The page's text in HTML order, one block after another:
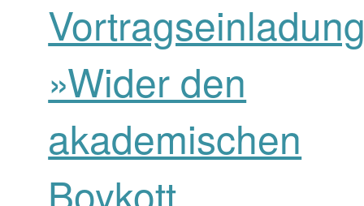
»Wider den
akademischen
Boykott